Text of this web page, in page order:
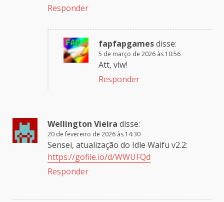
Responder
fapfapgamesdisse:
5 de março de 2026 às 10:56
Att, vlw!
Responder
Wellington Vieira disse:
20 de fevereiro de 2026 às 14:30
Sensei, atualização do Idle Waifu v2.2:
https://gofile.io/d/WWUFQd
Responder